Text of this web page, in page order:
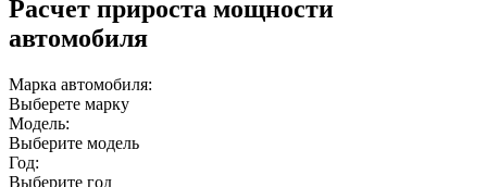
Расчет прироста мощности
автомобиля
Марка автомобиля:
Выберете марку
Модель:
Выберите модель
Год:
Выберите год